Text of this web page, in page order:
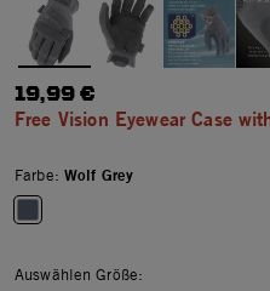
19,99 €
Free Vision Eyewear Case
Farbe: Wolf Grey
Auswählen Größe: